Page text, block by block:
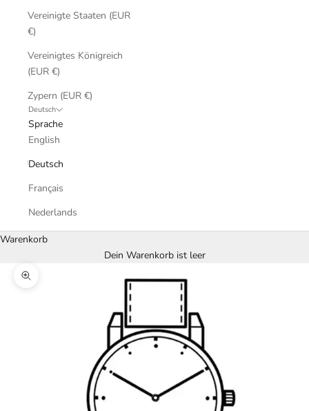
Vereinigte Staaten (EUR
€)
Vereinigtes Königreich
(EUR €)
Zypern (EUR €)
Deutsch
Sprache
English
Deutsch
Français
Nederlands
Warenkorb
Dein Warenkorb ist leer
Bild vergrößern